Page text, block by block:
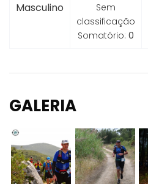
Masculino
Sem
classificação
Somatório: 0
GALERIA